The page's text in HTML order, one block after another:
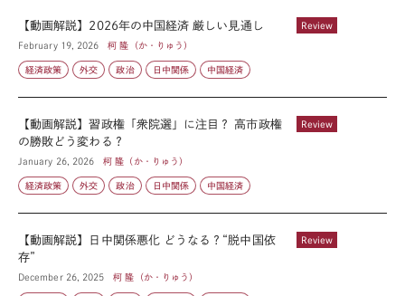
Review
【動画解説】2026年の中国経済 厳しい見通し
February 19, 2026 柯 隆（か・りゅう）
経済政策 外交 政治 日中関係 中国経済
Review
【動画解説】習政権「衆院選」に注目？ 高市政権
の勝敗どう変わる？
January 26, 2026 柯 隆（か・りゅう）
経済政策 外交 政治 日中関係 中国経済
Review
【動画解説】日中関係悪化 どうなる？“脱中国依
存”
December 26, 2025 柯 隆（か・りゅう）